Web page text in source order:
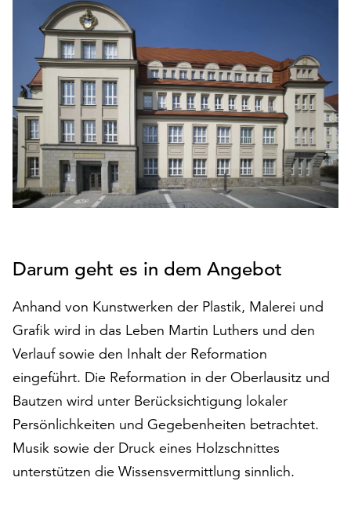
Betrieb
Seite
notwendig
sind
(funktionale
Cookies),
sowie
solche,
die
lediglich
Statistikzwecken
werden.
Klicken
Sie
„Alle
akzeptieren“,
um
alle
Cookies
zu
Darum geht es in dem Angebot
Anhand von Kunstwerken der Plastik, Malerei und
Grafik wird in das Leben Martin Luthers und den
Verlauf sowie den Inhalt der Reformation
eingeführt. Die Reformation in der Oberlausitz und
Bautzen wird unter Berücksichtigung lokaler
Persönlichkeiten und Gegebenheiten betrachtet.
Musik sowie der Druck eines Holzschnittes
unterstützen die Wissensvermittlung sinnlich.